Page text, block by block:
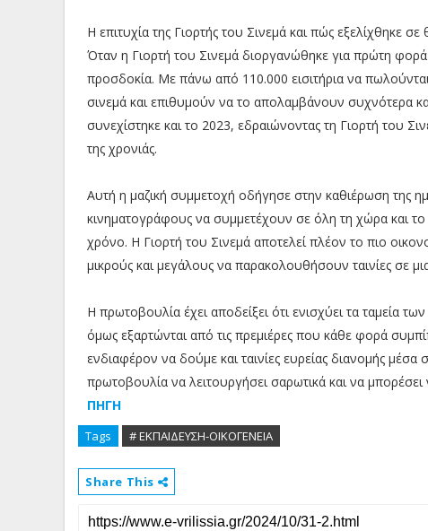
Η επιτυχία της Γιορτής του Σινεμά και πώς εξελίχθηκε σε
Όταν η Γιορτή του Σινεμά διοργανώθηκε για πρώτη
προσδοκία. Με πάνω από 110.000 εισιτήρια να
σινεμά και επιθυμούν να το απολαμβάνουν συχνότερα
συνεχίστηκε και το 2023, εδραιώνοντας τη Γιορτή του
της χρονιάς.
Αυτή η μαζική συμμετοχή οδήγησε στην καθιέρωση της
κινηματογράφους να συμμετέχουν σε όλη τη χώρα και
χρόνο. Η Γιορτή του Σινεμά αποτελεί πλέον το πιο
μικρούς και μεγάλους να παρακολουθήσουν ταινίες σε
Η πρωτοβουλία έχει αποδείξει ότι ενισχύει τα ταμεία
όμως εξαρτώνται από τις πρεμιέρες που κάθε φορά
ενδιαφέρον να δούμε και ταινίες ευρείας διανομής
πρωτοβουλία να λειτουργήσει σαρωτικά και να μπορέσει
ΠΗΓΗ
Tags # ΕΚΠΑΙΔΕΥΣΗ-ΟΙΚΟΓΕΝΕΙΑ
Share This